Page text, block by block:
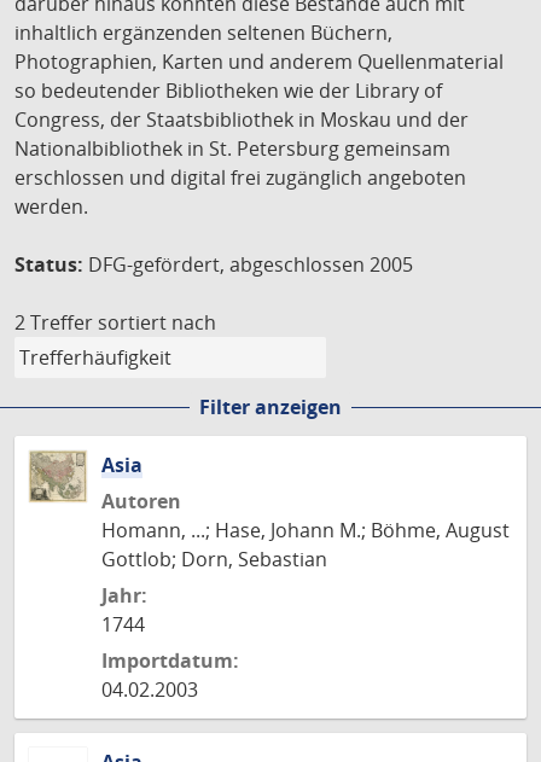
inhaltlich ergänzenden seltenen Büchern,
Photographien, Karten und anderem Quellenmaterial
so bedeutender Bibliotheken wie der Library of
Congress, der Staatsbibliothek in Moskau und der
Nationalbibliothek in St. Petersburg gemeinsam
erschlossen und digital frei zugänglich angeboten
werden.
Status: DFG-gefördert, abgeschlossen 2005
2 Treffer sortiert nach
Filter anzeigen
Asia
Autoren
Homann, ...; Hase, Johann M.; Böhme, August
Gottlob; Dorn, Sebastian
Jahr:
1744
Importdatum:
04.02.2003